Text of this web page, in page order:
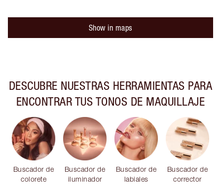
Show in maps
DESCUBRE NUESTRAS HERRAMIENTAS PARA
ENCONTRAR TUS TONOS DE MAQUILLAJE
Buscador de
colorete
Buscador de
iluminador
Buscador de
labiales
Buscador de
corrector